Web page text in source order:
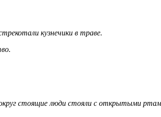
кузнечики в траве.
стоящие люди стояли с открытыми